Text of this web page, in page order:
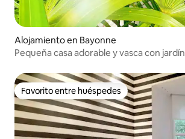
Alojamiento en Bayonne
Pequeña casa adorable y vasca con jardín
Favorito entre huéspedes
Favorito entre huéspedes